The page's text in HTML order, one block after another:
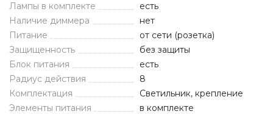
Лампы в комплекте
есть
Наличие диммера
нет
Питание
от сети (розетка)
Защищенность
без защиты
Блок питания
есть
Радиус действия
8
Комплектация
Светильник, крепление
Элементы питания
в комплекте